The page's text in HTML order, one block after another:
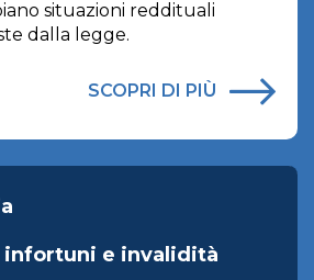
situazioni reddituali
dalla legge.
SCOPRI DI PIÙ
infortuni e invalidità